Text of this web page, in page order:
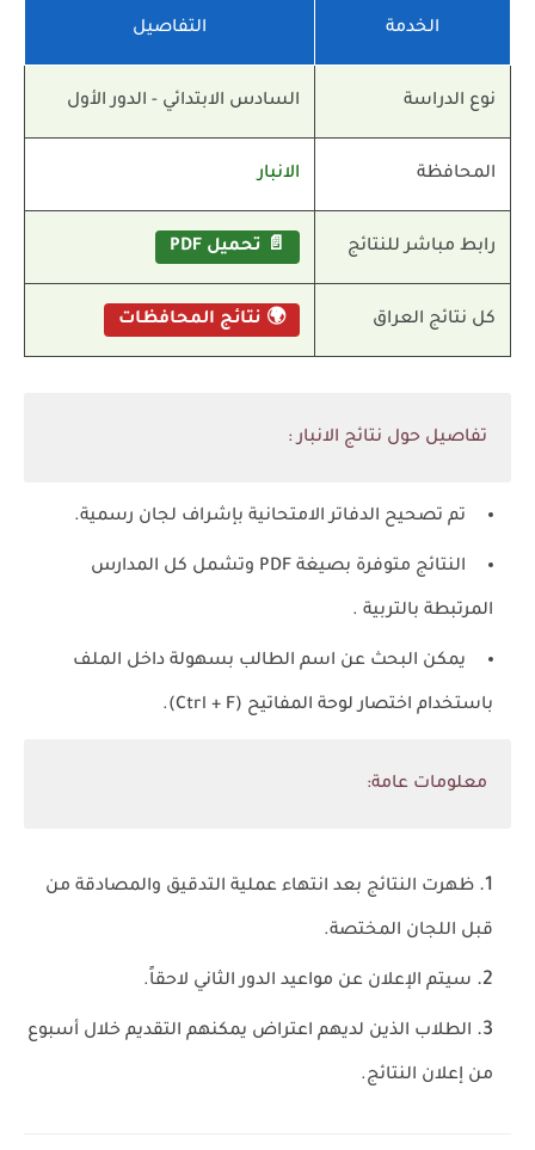
الخدمة التفاصيل
نوع الدراسة السادس الابتدائي - الدور الأول
المحافظة الانبار
رابط مباشر للنتائج 📄 تحميل PDF
كل نتائج العراق 🌍 نتائج المحافظات
تفاصيل حول نتائج الانبار :
تم تصحيح الدفاتر الامتحانية بإشراف لجان رسمية.
النتائج متوفرة بصيغة PDF وتشمل كل المدارس
المرتبطة بالتربية .
يمكن البحث عن اسم الطالب بسهولة داخل الملف
باستخدام اختصار لوحة المفاتيح (Ctrl + F).
معلومات عامة:
ظهرت النتائج بعد انتهاء عملية التدقيق والمصادقة من
قبل اللجان المختصة.
سيتم الإعلان عن مواعيد الدور الثاني لاحقاً.
الطلاب الذين لديهم اعتراض يمكنهم التقديم خلال أسبوع
من إعلان النتائج.